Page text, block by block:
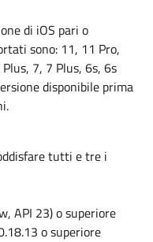
di iOS pari o
sono: 11, 11 Pro,
7, 7 Plus, 6s, 6s
disponibile prima
tutti e tre i
API 23) o superiore
o superiore